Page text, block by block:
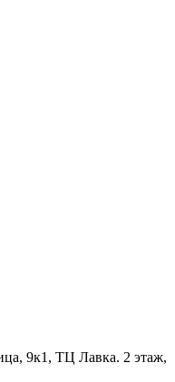
9к1, ТЦ Лавка. 2 этаж,